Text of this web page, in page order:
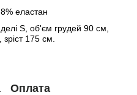
еластан
S, об'єм грудей 90 см,
175 см.
Оплата